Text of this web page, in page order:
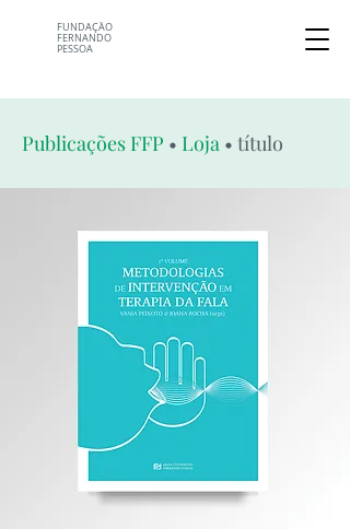
FUNDAÇÃO
FERNANDO
PESSOA
Publicações FFP • Loja • título